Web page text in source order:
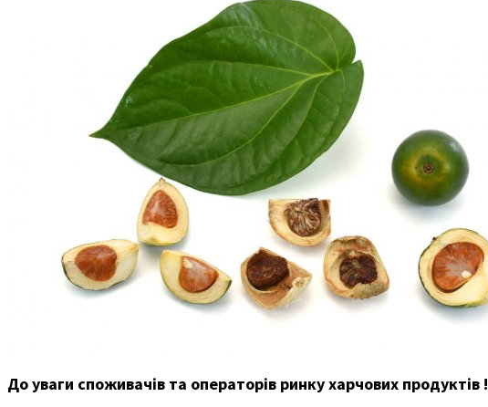
До уваги споживачів та операторів ринку харчових продуктів !